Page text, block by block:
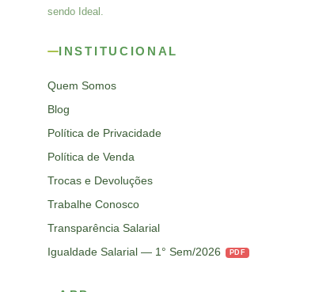
sendo Ideal.
INSTITUCIONAL
Quem Somos
Blog
Política de Privacidade
Política de Venda
Trocas e Devoluções
Trabalhe Conosco
Transparência Salarial
Igualdade Salarial — 1° Sem/2026
PDF